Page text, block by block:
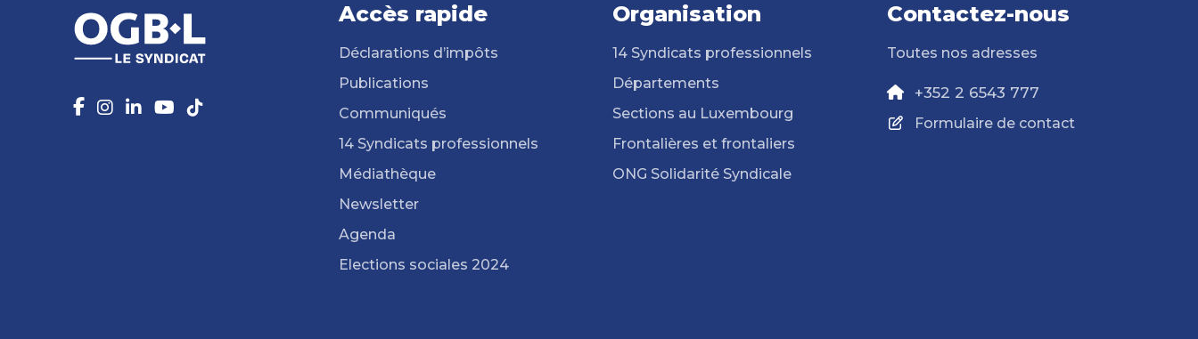
Accès rapide
Déclarations d’impôts
Publications
Communiqués
14 Syndicats professionnels
Médiathèque
Newsletter
Agenda
Elections sociales 2024
Organisation
14 Syndicats professionnels
Départements
Sections au Luxembourg
Frontalières et frontaliers
ONG Solidarité Syndicale
Contactez-nous
Toutes nos adresses
+352 2 6543 777
Formulaire de contact